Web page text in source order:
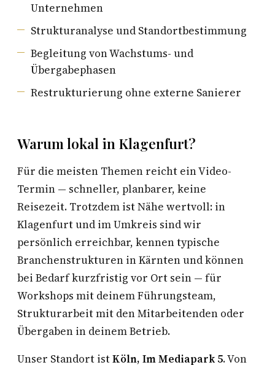
Unternehmen
Strukturanalyse und Standortbestimmung
Begleitung von Wachstums- und
Übergabephasen
Restrukturierung ohne externe Sanierer
Warum lokal in Klagenfurt?
Für die meisten Themen reicht ein Video-
Termin — schneller, planbarer, keine
Reisezeit. Trotzdem ist Nähe wertvoll: in
Klagenfurt und im Umkreis sind wir
persönlich erreichbar, kennen typische
Branchenstrukturen in Kärnten und können
bei Bedarf kurzfristig vor Ort sein — für
Workshops mit deinem Führungsteam,
Strukturarbeit mit den Mitarbeitenden oder
Übergaben in deinem Betrieb.
Unser Standort istKöln, Im Mediapark 5. Von